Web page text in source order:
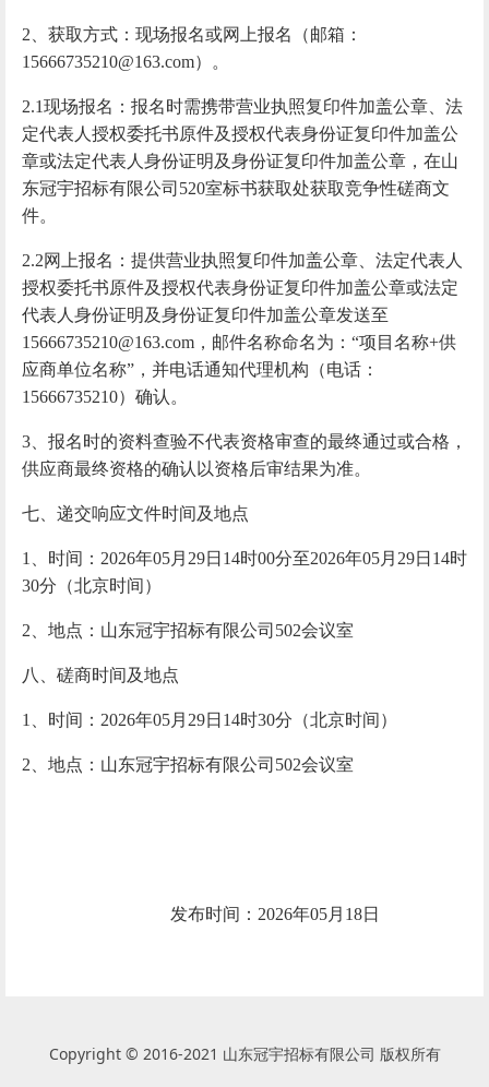
2、获取方式：现场报名或网上报名（邮箱：
15666735210@163.com）。
2.1现场报名：报名时需携带营业执照复印件加盖公章、法
定代表人授权委托书原件及授权代表身份证复印件加盖公
章或法定代表人身份证明及身份证复印件加盖公章，在山
东冠宇招标有限公司520室标书获取处获取竞争性磋商文
件。
2.2网上报名：提供营业执照复印件加盖公章、法定代表人
授权委托书原件及授权代表身份证复印件加盖公章或法定
代表人身份证明及身份证复印件加盖公章发送至
15666735210@163.com，邮件名称命名为：“项目名称+供
应商单位名称”，并电话通知代理机构（电话：
15666735210）确认。
3、报名时的资料查验不代表资格审查的最终通过或合格，
供应商最终资格的确认以资格后审结果为准。
七、递交响应文件时间及地点
1、时间： 2026年05月 29日 14时00分至2026年05月 29日 14时
30分 （北京时间）
2、地点：山东冠宇招标有限公司502会议室
八、磋商时间及地点
1、时间： 2026年05月 29日 14时30分 （北京时间）
2、地点：山东冠宇招标有限公司502会议室
发布时间： 2026年05月 18日
Copyright © 2016-2021 山东冠宇招标有限公司 版权所有